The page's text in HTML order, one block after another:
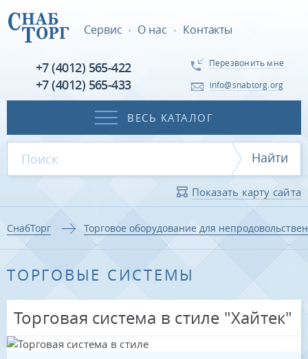
Сервис О нас Контакты
+7 (4012) 565-422
+7 (4012) 565-433
Перезвонить мне
info@snabtorg.org
ВЕСЬ КАТАЛОГ
Найти
Показать карту сайта
СнабТорг Торговое оборудование для
ТОРГОВЫЕ СИСТЕМЫ
Торговая система в стиле "Хайтек"